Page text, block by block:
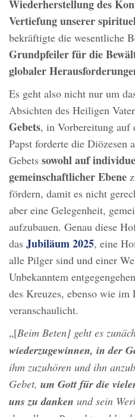
Wiederherstellung des
Vertiefung unserer
bekräftigte die wesentliche
Grundpfeiler für die
globaler
Es geht also nicht nur um
Absichten des Heiligen
Gebets, in Vorbereitung auf
Papst forderte die Diözesen
Gebets sowohl auf
gemeinschaftlicher Ebene
fördern, damit es nicht
aber eine Gelegenheit,
aufzubauen. Genau diese
das Jubiläum 2025, eine
alle Pilger sind und einer
Unbekanntem
des Kreuzes, ebenso wie
veranschaulicht.
„[Beim Beten] geht es
wiederzugewinnen, in der
ihm zuzuhören und ihn
Gebet, um Gott für die
uns zu danken und sein